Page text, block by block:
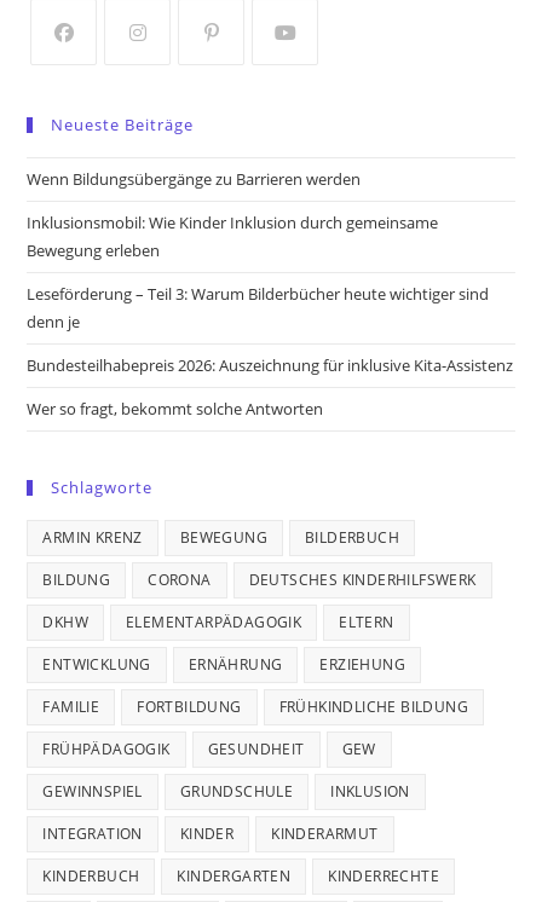
tab
tab
a
new
new
a
new
new
Neueste Beiträge
Wenn Bildungsübergänge zu Barrieren werden
Inklusionsmobil: Wie Kinder Inklusion durch gemeinsame
Bewegung erleben
Leseförderung – Teil 3: Warum Bilderbücher heute wichtiger sind
denn je
Bundesteilhabepreis 2026: Auszeichnung für inklusive Kita-Assistenz
Wer so fragt, bekommt solche Antworten
Schlagworte
ARMIN KRENZ BEWEGUNG BILDERBUCH
BILDUNG CORONA DEUTSCHES KINDERHILFSWERK
DKHW ELEMENTARPÄDAGOGIK ELTERN
ENTWICKLUNG ERNÄHRUNG ERZIEHUNG
FAMILIE FORTBILDUNG FRÜHKINDLICHE BILDUNG
FRÜHPÄDAGOGIK GESUNDHEIT GEW
GEWINNSPIEL GRUNDSCHULE INKLUSION
INTEGRATION KINDER KINDERARMUT
KINDERBUCH KINDERGARTEN KINDERRECHTE